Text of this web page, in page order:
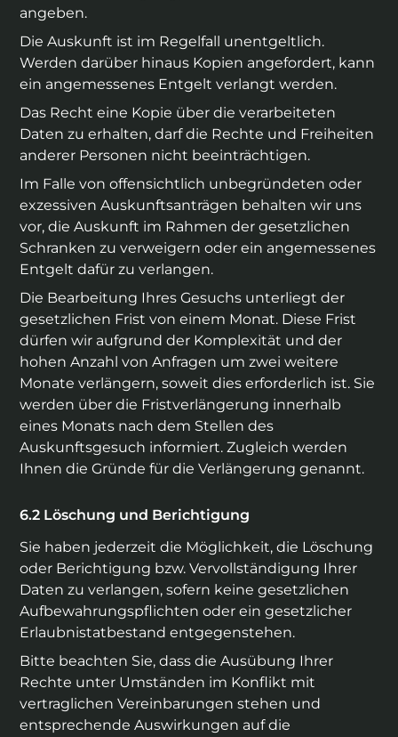
angeben.
Die Auskunft ist im Regelfall unentgeltlich.
Werden darüber hinaus Kopien angefordert, kann
ein angemessenes Entgelt verlangt werden.
Das Recht eine Kopie über die verarbeiteten
Daten zu erhalten, darf die Rechte und Freiheiten
anderer Personen nicht beeinträchtigen.
Im Falle von offensichtlich unbegründeten oder
exzessiven Auskunftsanträgen behalten wir uns
vor, die Auskunft im Rahmen der gesetzlichen
Schranken zu verweigern oder ein angemessenes
Entgelt dafür zu verlangen.
Die Bearbeitung Ihres Gesuchs unterliegt der
gesetzlichen Frist von einem Monat. Diese Frist
dürfen wir aufgrund der Komplexität und der
hohen Anzahl von Anfragen um zwei weitere
Monate verlängern, soweit dies erforderlich ist. Sie
werden über die Fristverlängerung innerhalb
eines Monats nach dem Stellen des
Auskunftsgesuch informiert. Zugleich werden
Ihnen die Gründe für die Verlängerung genannt.
Löschung und Berichtigung
Sie haben jederzeit die Möglichkeit, die Löschung
oder Berichtigung bzw. Vervollständigung Ihrer
Daten zu verlangen, sofern keine gesetzlichen
Aufbewahrungspflichten oder ein gesetzlicher
Erlaubnistatbestand entgegenstehen.
Bitte beachten Sie, dass die Ausübung Ihrer
Rechte unter Umständen im Konflikt mit
vertraglichen Vereinbarungen stehen und
entsprechende Auswirkungen auf die